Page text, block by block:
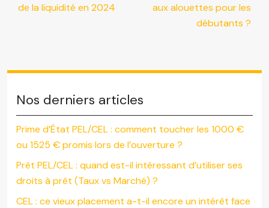
de la liquidité en 2024
aux alouettes pour les
débutants ?
Nos derniers articles
Prime d’État PEL/CEL : comment toucher les 1000 €
ou 1525 € promis lors de l’ouverture ?
Prêt PEL/CEL : quand est-il intéressant d’utiliser ses
droits à prêt (Taux vs Marché) ?
CEL : ce vieux placement a-t-il encore un intérêt face